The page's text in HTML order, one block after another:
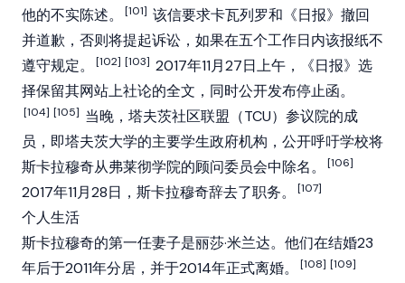
他的不实陈述。
[101] 该信要求卡瓦列罗和《日报》撤回
并道歉，否则将提起诉讼，如果在五个工作日内该报纸不
遵守规定。
[102] [103] 2017年11月27日上午，《日报》选
择保留其网站上社论的全文，同时公开发布停止函。
[104] [105] 当晚，塔夫茨社区联盟（TCU）参议院的成
员，即塔夫茨大学的主要学生政府机构，公开呼吁学校将
斯卡拉穆奇从弗莱彻学院的顾问委员会中除名。
[106]
2017年11月28日，斯卡拉穆奇辞去了职务。 [107]
个人生活
斯卡拉穆奇的第一任妻子是丽莎·米兰达。他们在结婚23
年后于2011年分居，并于2014年正式离婚。
[108] [109]